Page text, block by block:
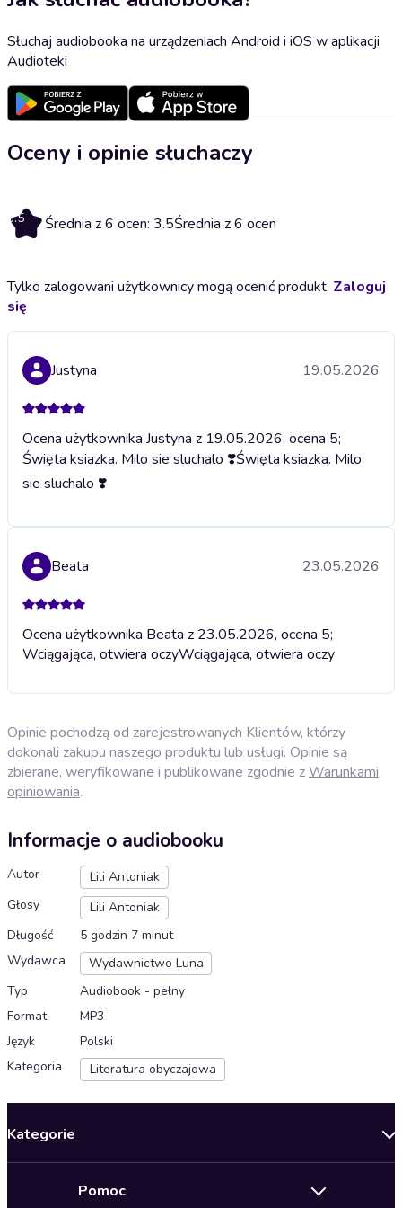
Słuchaj audiobooka na urządzeniach Android i iOS w aplikacji
Audioteki
Oceny i opinie słuchaczy
3.5 Średnia z 6 ocen: 3.5Średnia z 6 ocen
Tylko zalogowani użytkownicy mogą ocenić produkt. Zaloguj
się
Justyna 19.05.2026
Ocena użytkownika Justyna z 19.05.2026, ocena 5;
Święta ksiazka. Milo sie sluchalo ❣️Święta ksiazka. Milo
sie sluchalo ❣️
Beata 23.05.2026
Ocena użytkownika Beata z 23.05.2026, ocena 5;
Wciągająca, otwiera oczyWciągająca, otwiera oczy
Opinie pochodzą od zarejestrowanych Klientów, którzy
dokonali zakupu naszego produktu lub usługi. Opinie są
zbierane, weryfikowane i publikowane zgodnie zWarunkami
opiniowania.
Informacje o audiobooku
Autor
Lili Antoniak
Głosy
Lili Antoniak
Długość
5 godzin 7 minut
Wydawca
Wydawnictwo Luna
Typ
Audiobook - pełny
Format
MP3
Język
Polski
Kategoria
Literatura obyczajowa
Kategorie
Pomoc